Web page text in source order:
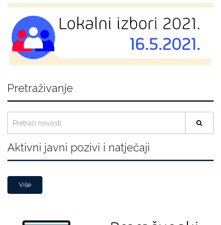
Pretraživanje
Aktivni javni pozivi i natječaji
Više